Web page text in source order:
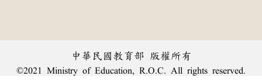
中華民國教育部 版權所有
©2021 Ministry of Education, R.O.C. All rights reserved.